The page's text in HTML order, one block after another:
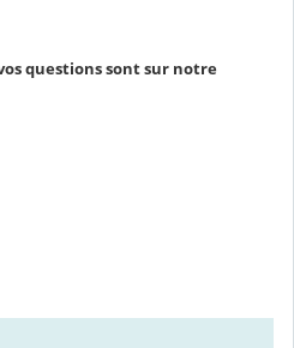
questions sont sur notre